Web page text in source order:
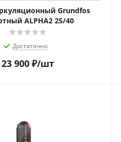
Grundfos
ALPHA2 25/40
Достаточно
23 900 ₽/шт